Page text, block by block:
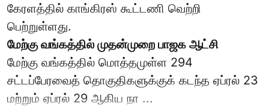
கேரளத்தில் காங்கிரஸ் கூட்டணி வெற்றி
பெற்றுள்ளது.
மேற்கு வங்கத்தில் முதன்முறை பாஜக ஆட்சி
மேற்கு வங்கத்தில் மொத்தமுள்ள 294
சட்டப்பேரவைத் தொகுதிகளுக்குக் கடந்த ஏப்ரல் 23
மற்றும் ஏப்ரல் 29 ஆகிய நா ...